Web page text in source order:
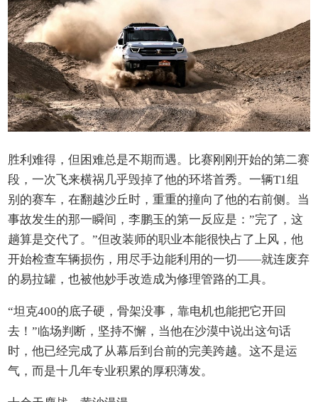
胜利难得，但困难总是不期而遇。比赛刚刚开始的第二赛
段，一次飞来横祸几乎毁掉了他的环塔首秀。一辆T1组
别的赛车，在翻越沙丘时，重重的撞向了他的右前侧。当
事故发生的那一瞬间，李鹏玉的第一反应是：”完了，这
趟算是交代了。”但改装师的职业本能很快占了上风，他
开始检查车辆损伤，用尽手边能利用的一切——就连废弃
的易拉罐，也被他妙手改造成为修理管路的工具。
“坦克400的底子硬，骨架没事，靠电机也能把它开回
去！”临场判断，坚持不懈，当他在沙漠中说出这句话
时，他已经完成了从幕后到台前的完美跨越。这不是运
气，而是十几年专业积累的厚积薄发。